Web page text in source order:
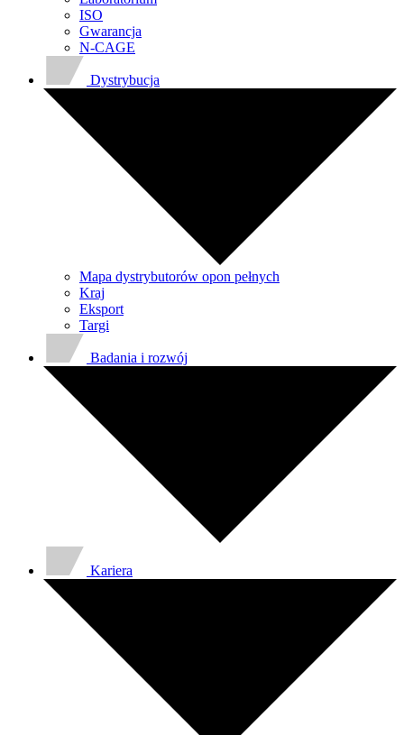
ISO
Gwarancja
N-CAGE
Dystrybucja
Mapa dystrybutorów opon pełnych
Kraj
Eksport
Targi
Badania i rozwój
Kariera